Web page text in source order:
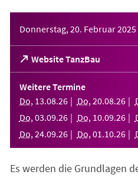
Donnerstag, 20. Februar 2025
Website TanzBau
(Öffnet
in
einem
neuen
Tab)
Weitere Termine
Do, 13.08.26 Do, 20.08.26
Do, 03.09.26 Do, 10.09.26
Do, 24.09.26 Do, 01 .10.26
Es werden die Grundlagen